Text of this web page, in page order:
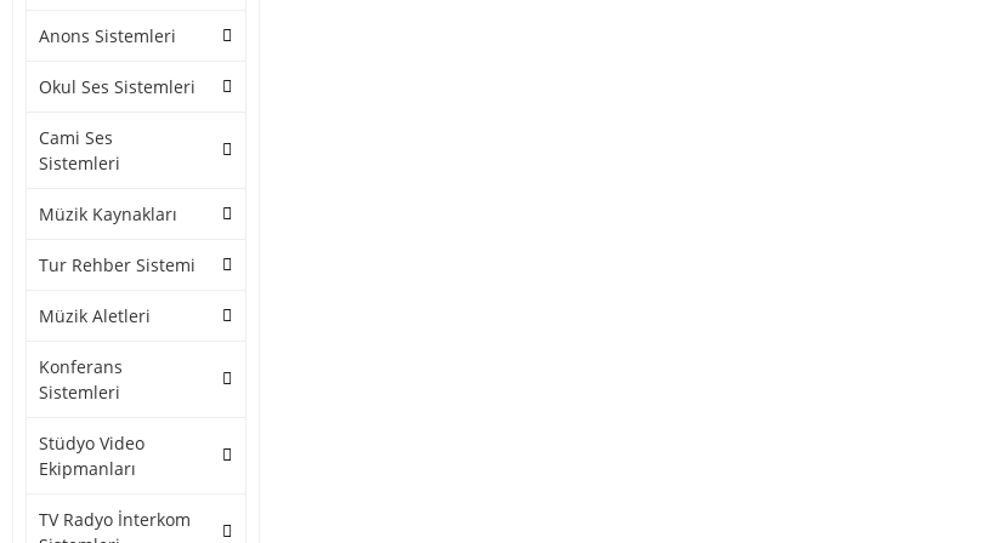
Anons Sistemleri
Okul Ses Sistemleri
Cami Ses
Sistemleri
Müzik Kaynakları
Tur Rehber Sistemi
Müzik Aletleri
Konferans
Sistemleri
Stüdyo Video
Ekipmanları
TV Radyo İnterkom